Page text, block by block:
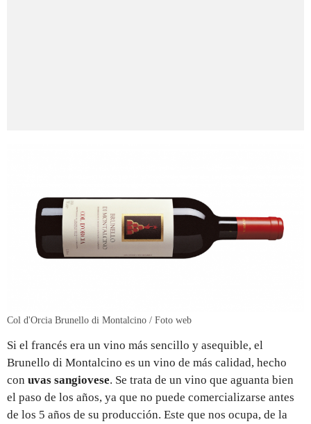
Col d'Orcia Brunello di Montalcino / Foto web
Si el francés era un vino más sencillo y asequible, el
Brunello di Montalcino es un vino de más calidad, hecho
con uvas sangiovese. Se trata de un vino que aguanta bien
el paso de los años, ya que no puede comercializarse antes
de los 5 años de su producción. Este que nos ocupa, de la